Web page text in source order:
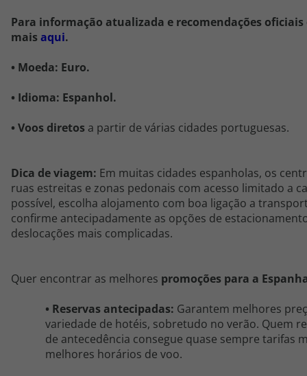
Para informação atualizada e recomendações
maisaqui.
• Moeda: Euro.
• Idioma: Espanhol.
• Voos diretos a partir de várias cidades portuguesas.
Dica de viagem: Em muitas cidades espanholas, os
ruas estreitas e zonas pedonais com acesso limitado a
possível, escolha alojamento com boa ligação a
confirme antecipadamente as opções de
deslocações mais complicadas.
Quer encontrar as melhores promoções para a
• Reservas antecipadas: Garantem melhores
variedade de hotéis, sobretudo no verão. Quem
de antecedência consegue quase sempre tarifas
melhores horários de voo.